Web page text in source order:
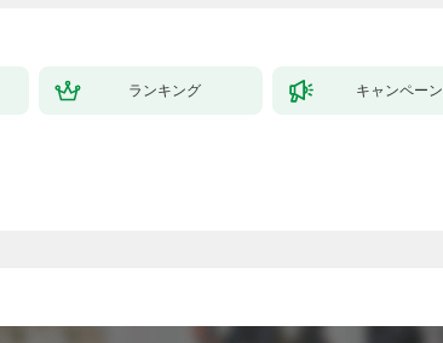
ランキング キャンペーン